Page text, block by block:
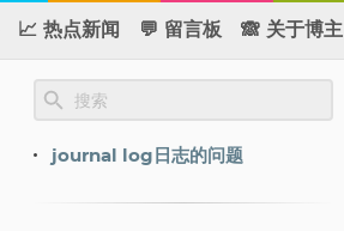
📈 热点新闻 💬 留言板 🙈 关于博主
journal log日志的问题